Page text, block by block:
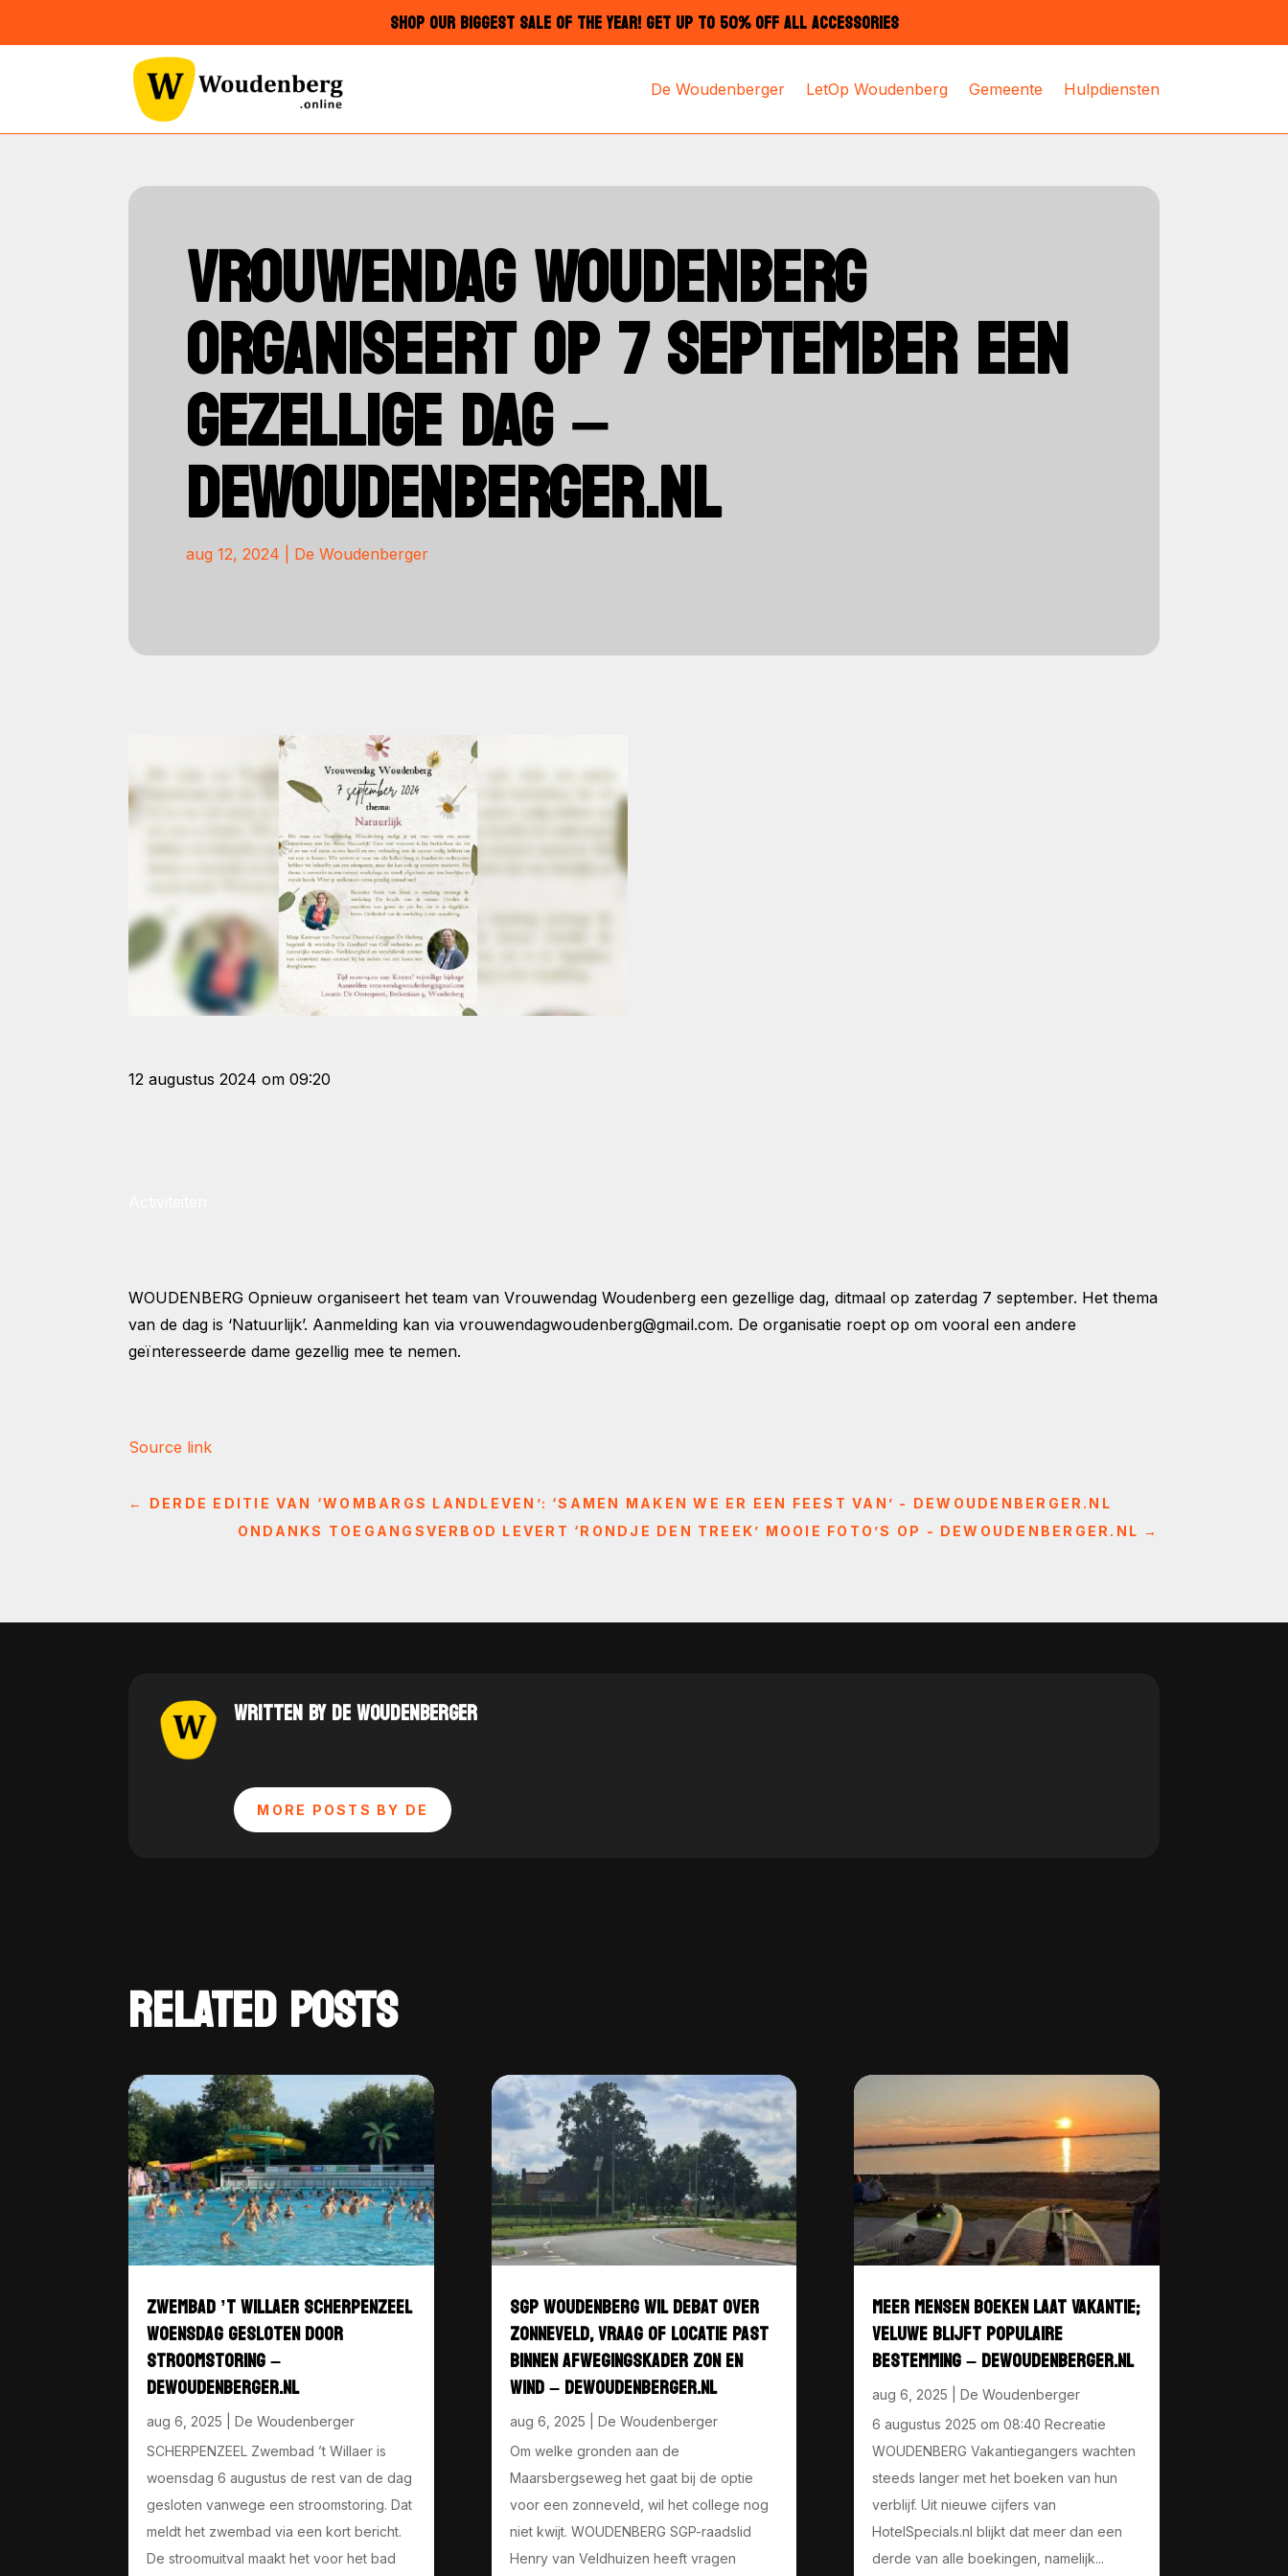
SHOP OUR BIGGEST SALE OF THE YEAR! GET UP TO 50% OFF ALL ACCESSORIES
De Woudenberger LetOp Woudenberg Gemeente Hulpdiensten
VROUWENDAG WOUDENBERG
ORGANISEERT OP 7 SEPTEMBER EEN
GEZELLIGE DAG –
DEWOUDENBERGER.NL
aug 12, 2024 De Woudenberger
12 augustus 2024 om 09:20
WOUDENBERG Opnieuw organiseert het team van Vrouwendag Woudenberg een gezellige dag, ditmaal op zaterdag 7 september. Het thema
van de dag is ‘Natuurlijk’. Aanmelding kan via vrouwendagwoudenberg@gmail.com. De organisatie roept op om vooral een andere
geïnteresseerde dame gezellig mee te nemen.
Source link
← DERDE EDITIE VAN ‘WOMBARGS LANDLEVEN’: ‘SAMEN MAKEN WE ER EEN FEEST VAN’ - DEWOUDENBERGER.NL
ONDANKS TOEGANGSVERBOD LEVERT ‘RONDJE DEN TREEK’ MOOIE FOTO’S OP - DEWOUDENBERGER.NL →
WRITTEN BY DE WOUDENBERGER
MORE POSTS BY DE
RELATED POSTS
ZWEMBAD ’T WILLAER SCHERPENZEEL
WOENSDAG GESLOTEN DOOR
STROOMSTORING –
DEWOUDENBERGER.NL
aug 6, 2025
De Woudenberger
SCHERPENZEEL Zwembad ’t Willaer is
woensdag 6 augustus de rest van de dag
gesloten vanwege een stroomstoring. Dat
meldt het zwembad via een kort bericht.
De stroomuitval maakt het voor het bad
SGP WOUDENBERG WIL DEBAT OVER
ZONNEVELD, VRAAG OF LOCATIE PAST
BINNEN AFWEGINGSKADER ZON EN
WIND – DEWOUDENBERGER.NL
aug 6, 2025
De Woudenberger
Om welke gronden aan de
Maarsbergseweg het gaat bij de optie
voor een zonneveld, wil het college nog
niet kwijt. WOUDENBERG SGP-raadslid
Henry van Veldhuizen heeft vragen
MEER MENSEN BOEKEN LAAT VAKANTIE;
VELUWE BLIJFT POPULAIRE
BESTEMMING – DEWOUDENBERGER.NL
aug 6, 2025
De Woudenberger
6 augustus 2025 om 08:40 Recreatie
WOUDENBERG Vakantiegangers wachten
steeds langer met het boeken van hun
verblijf. Uit nieuwe cijfers van
HotelSpecials.nl blijkt dat meer dan een
derde van alle boekingen, namelijk...